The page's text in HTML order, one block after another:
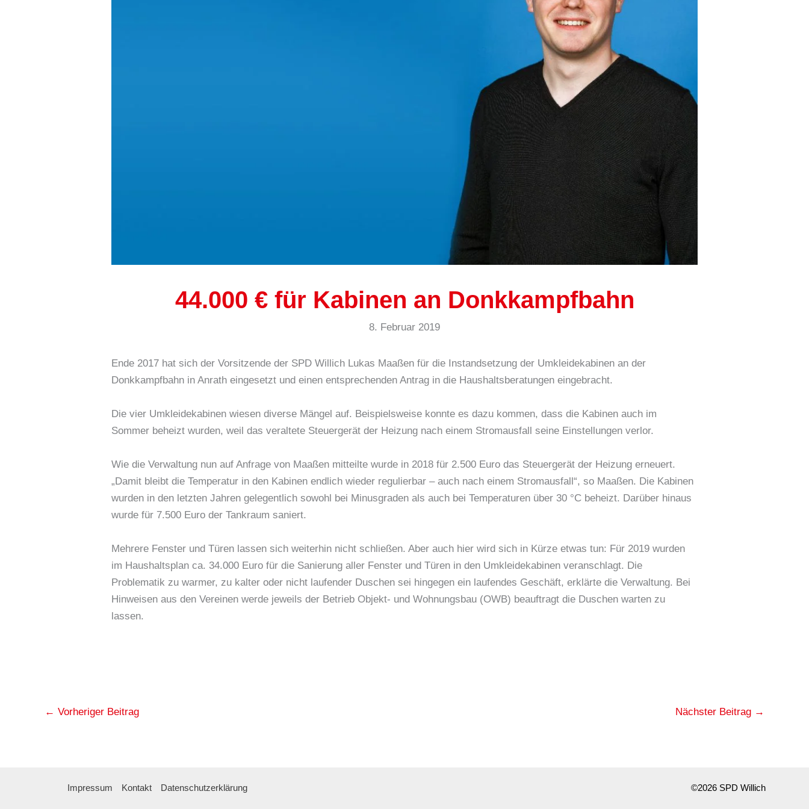
44.000 € für Kabinen an Donkkampfbahn
8. Februar 2019
Ende 2017 hat sich der Vorsitzende der SPD Willich Lukas Maaßen für die Instandsetzung der Umkleidekabinen an der
Donkkampfbahn in Anrath eingesetzt und einen entsprechenden Antrag in die Haushaltsberatungen eingebracht.
Die vier Umkleidekabinen wiesen diverse Mängel auf. Beispielsweise konnte es dazu kommen, dass die Kabinen auch im
Sommer beheizt wurden, weil das veraltete Steuergerät der Heizung nach einem Stromausfall seine Einstellungen verlor.
Wie die Verwaltung nun auf Anfrage von Maaßen mitteilte wurde in 2018 für 2.500 Euro das Steuergerät der Heizung erneuert.
„Damit bleibt die Temperatur in den Kabinen endlich wieder regulierbar – auch nach einem Stromausfall“, so Maaßen. Die Kabinen
wurden in den letzten Jahren gelegentlich sowohl bei Minusgraden als auch bei Temperaturen über 30 °C beheizt. Darüber hinaus
wurde für 7.500 Euro der Tankraum saniert.
Mehrere Fenster und Türen lassen sich weiterhin nicht schließen. Aber auch hier wird sich in Kürze etwas tun: Für 2019 wurden
im Haushaltsplan ca. 34.000 Euro für die Sanierung aller Fenster und Türen in den Umkleidekabinen veranschlagt. Die
Problematik zu warmer, zu kalter oder nicht laufender Duschen sei hingegen ein laufendes Geschäft, erklärte die Verwaltung. Bei
Hinweisen aus den Vereinen werde jeweils der Betrieb Objekt- und Wohnungsbau (OWB) beauftragt die Duschen warten zu
lassen.
← Vorheriger Beitrag Nächster Beitrag →
Impressum Kontakt Datenschutzerklärung ©2026 SPD Willich